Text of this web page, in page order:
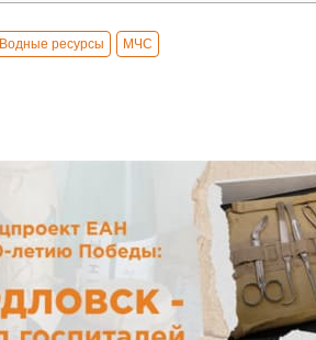
Водные ресурсы МЧС